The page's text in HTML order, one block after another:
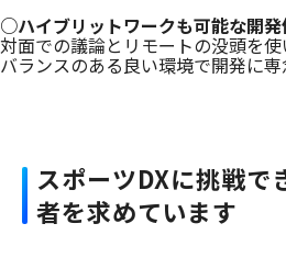
○ハイブリットワークも可能な開発
対面での議論とリモートの没頭を
バランスのある良い環境で開発に専
スポーツDXに挑戦で
者を求めています